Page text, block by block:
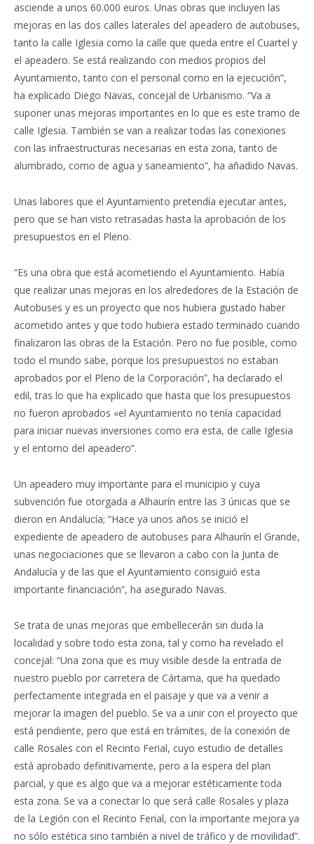
asciende a unos 60.000 euros. Unas obras que incluyen las
mejoras en las dos calles laterales del apeadero de autobuses,
tanto la calle Iglesia como la calle que queda entre el Cuartel y
el apeadero. Se está realizando con medios propios del
Ayuntamiento, tanto con el personal como en la ejecución”,
ha explicado Diego Navas, concejal de Urbanismo. “Va a
suponer unas mejoras importantes en lo que es este tramo de
calle Iglesia. También se van a realizar todas las conexiones
con las infraestructuras necesarias en esta zona, tanto de
alumbrado, como de agua y saneamiento”, ha añadido Navas.
Unas labores que el Ayuntamiento pretendía ejecutar antes,
pero que se han visto retrasadas hasta la aprobación de los
presupuestos en el Pleno.
“Es una obra que está acometiendo el Ayuntamiento. Había
que realizar unas mejoras en los alrededores de la Estación de
Autobuses y es un proyecto que nos hubiera gustado haber
acometido antes y que todo hubiera estado terminado cuando
finalizaron las obras de la Estación. Pero no fue posible, como
todo el mundo sabe, porque los presupuestos no estaban
aprobados por el Pleno de la Corporación”, ha declarado el
edil, tras lo que ha explicado que hasta que los presupuestos
no fueron aprobados «el Ayuntamiento no tenía capacidad
para iniciar nuevas inversiones como era esta, de calle Iglesia
y el entorno del apeadero”.
Un apeadero muy importante para el municipio y cuya
subvención fue otorgada a Alhaurín entre las 3 únicas que se
dieron en Andalucía; “Hace ya unos años se inició el
expediente de apeadero de autobuses para Alhaurín el Grande,
unas negociaciones que se llevaron a cabo con la Junta de
Andalucía y de las que el Ayuntamiento consiguió esta
importante financiación”, ha asegurado Navas.
Se trata de unas mejoras que embellecerán sin duda la
localidad y sobre todo esta zona, tal y como ha revelado el
concejal: “Una zona que es muy visible desde la entrada de
nuestro pueblo por carretera de Cártama, que ha quedado
perfectamente integrada en el paisaje y que va a venir a
mejorar la imagen del pueblo. Se va a unir con el proyecto que
está pendiente, pero que está en trámites, de la conexión de
calle Rosales con el Recinto Ferial, cuyo estudio de detalles
está aprobado definitivamente, pero a la espera del plan
parcial, y que es algo que va a mejorar estéticamente toda
esta zona. Se va a conectar lo que será calle Rosales y plaza
de la Legión con el Recinto Ferial, con la importante mejora ya
no sólo estética sino también a nivel de tráfico y de movilidad”.